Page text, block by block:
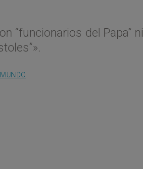
“funcionarios del Papa” ni